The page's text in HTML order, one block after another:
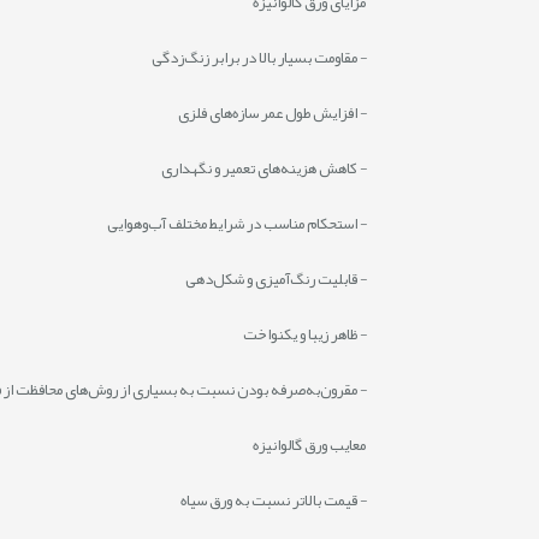
- مقاومت بسیار بالا در برابر زنگ‌زدگی
- افزایش طول عمر سازه‌های فلزی
- کاهش هزینه‌های تعمیر و نگهداری
- استحکام مناسب در شرایط مختلف آب‌وهوایی
- قابلیت رنگ‌آمیزی و شکل‌دهی
- ظاهر زیبا و یکنواخت
- مقرون‌به‌صرفه بودن نسبت به بسیاری از روش‌های محافظت از
معایب ورق گالوانیزه
- قیمت بالاتر نسبت به ورق سیاه